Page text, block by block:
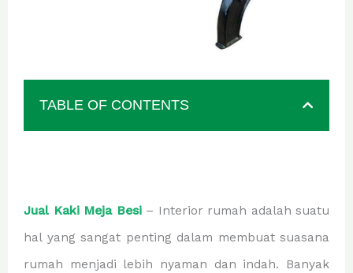
TABLE OF CONTENTS
Jual Kaki Meja Besi– Interior rumah adalah suatu
hal yang sangat penting dalam membuat suasana
rumah menjadi lebih nyaman dan indah. Banyak